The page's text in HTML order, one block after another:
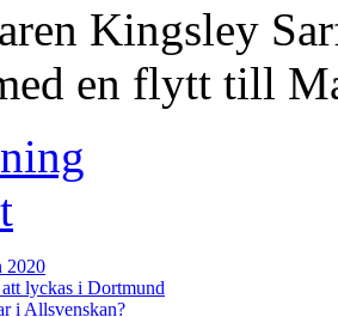
Kingsley
en flytt till
2020
lyckas i Dortmund
i Allsvenskan?